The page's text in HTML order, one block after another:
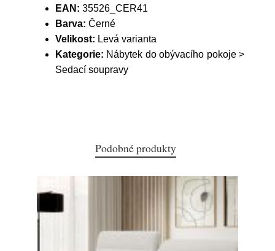
EAN: 35526_CER41
Barva: Černé
Velikost: Levá varianta
Kategorie: Nábytek do obývacího pokoje >
Sedací soupravy
Podobné produkty